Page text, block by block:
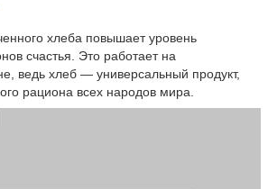
хлеба повышает уровень
счастья. Это работает на
ведь хлеб — универсальный продукт,
рациона всех народов мира.